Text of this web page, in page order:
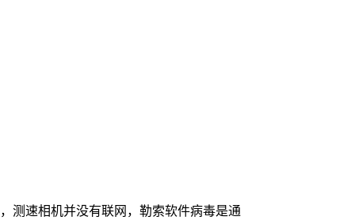
测速相机并没有联网，勒索软件病毒是通